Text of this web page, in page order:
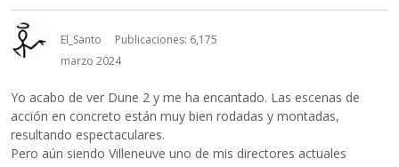
El_Santo
Publicaciones: 6,175
marzo 2024
Yo acabo de ver Dune 2 y me ha encantado. Las escenas de
acción en concreto están muy bien rodadas y montadas,
resultando espectaculares.
Pero aún siendo Villeneuve uno de mis directores actuales